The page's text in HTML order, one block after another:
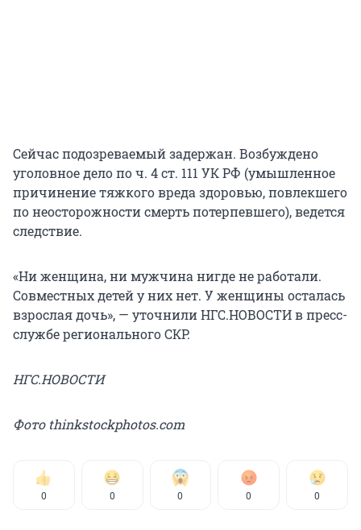
Сейчас подозреваемый задержан. Возбуждено
уголовное дело по ч. 4 ст. 111 УК РФ (умышленное
причинение тяжкого вреда здоровью, повлекшего
по неосторожности смерть потерпевшего), ведется
следствие.
«Ни женщина, ни мужчина нигде не работали.
Совместных детей у них нет. У женщины осталась
взрослая дочь», — уточнили НГС.НОВОСТИ в пресс-
службе регионального СКР.
НГС.НОВОСТИ
Фото thinkstockphotos.com
0 0 0 0 0